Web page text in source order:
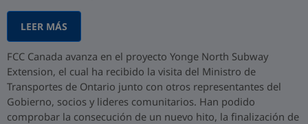
LEER MÁS
FCC Canada avanza en el proyecto Yonge North Subway
Extension, el cual ha recibido la visita del Ministro de
Transportes de Ontario junto con otros representantes del
Gobierno, socios y lideres comunitarios. Han podido
comprobar la consecución de un nuevo hito, la finalización de